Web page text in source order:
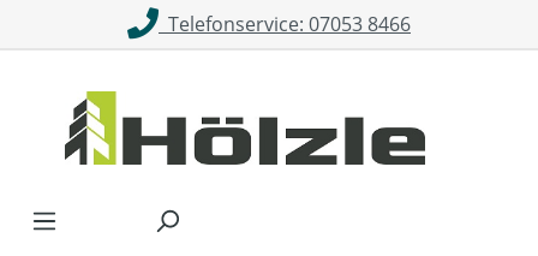
Zum Hauptinhalt springenTelefonservice: 07053 8466